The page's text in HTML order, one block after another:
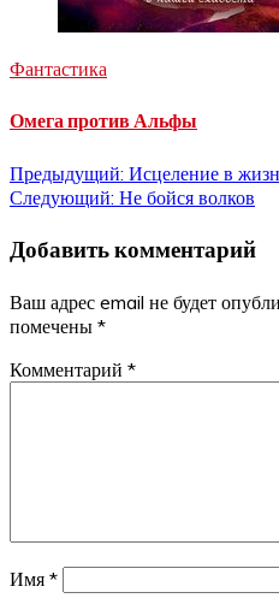
Фантастика
Омега против Альфы
Навигация
записям
Предыдущий: Исцеление в
Следующий: Не бойся волков
Добавить комментарий
Ваш адрес email не будет
помечены *
Комментарий *
Имя *